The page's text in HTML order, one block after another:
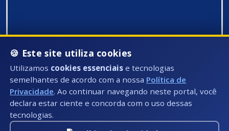
🍪 Este site utiliza cookies
Utilizamos cookies essenciais e tecnologias
semelhantes de acordo com a nossa Política de
Privacidade. Ao continuar navegando neste portal, você
declara estar ciente e concorda com o uso dessas
tecnologias.